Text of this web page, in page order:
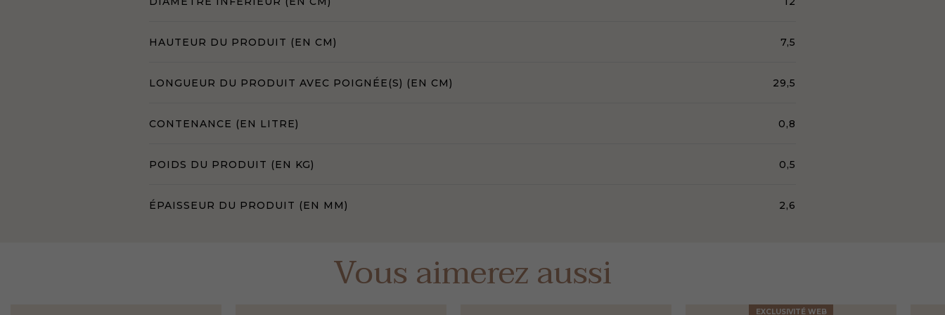
HAUTEUR DU PRODUIT (EN CM) 7,5
LONGUEUR DU PRODUIT AVEC POIGNÉE(S) (EN CM) 29,5
CONTENANCE (EN LITRE) 0,8
POIDS DU PRODUIT (EN KG) 0,5
ÉPAISSEUR DU PRODUIT (EN MM) 2,6
Vous aimerez aussi
EXCLUSIVITÉ WEB